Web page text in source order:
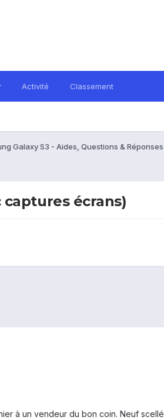
Activité Classement
Galaxy S3 - Aides, Questions & Réponses
écrans)
à un vendeur du bon coin. Neuf